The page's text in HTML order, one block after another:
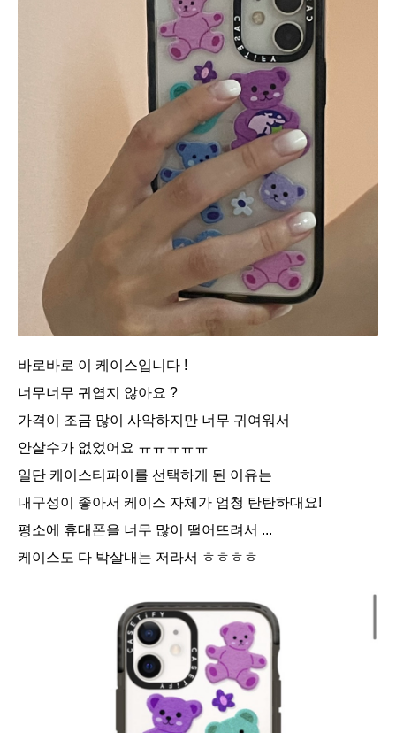
바로바로 이 케이스입니다 !
너무너무 귀엽지 않아요 ?
가격이 조금 많이 사악하지만 너무 귀여워서
안살수가 없었어요 ㅠㅠㅠㅠㅠ
일단 케이스티파이를 선택하게 된 이유는
내구성이 좋아서 케이스 자체가 엄청 탄탄하대요!
평소에 휴대폰을 너무 많이 떨어뜨려서 ...
케이스도 다 박살내는 저라서 ㅎㅎㅎㅎ